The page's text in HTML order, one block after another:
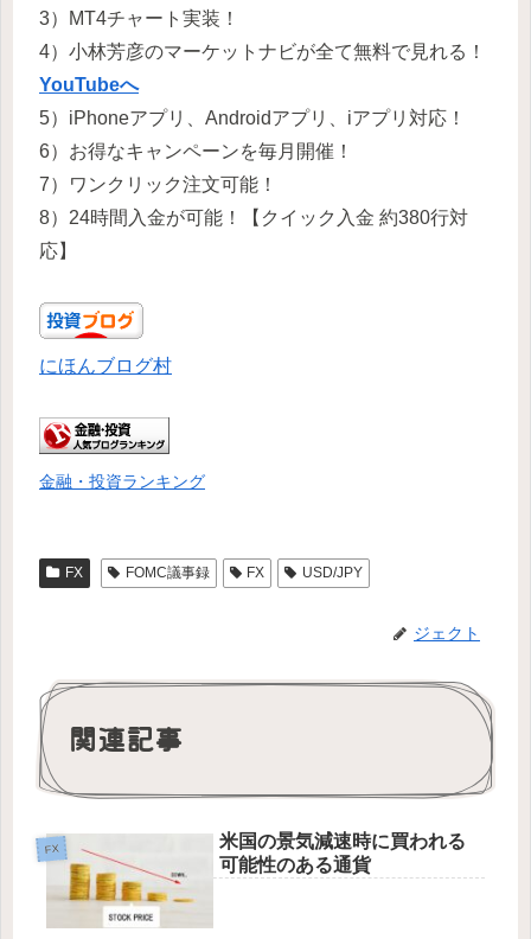
3）MT4チャート実装！
4）小林芳彦のマーケットナビが全て無料で見れる！
YouTubeへ
5）iPhoneアプリ、Androidアプリ、iアプリ対応！
6）お得なキャンペーンを毎月開催！
7）ワンクリック注文可能！
8）24時間入金が可能！【クイック入金 約380行対
応】
にほんブログ村
金融・投資ランキング
FX FOMC議事録 FX USD/JPY
ジェクト
関連記事
FX
米国の景気減速時に買われる
可能性のある通貨